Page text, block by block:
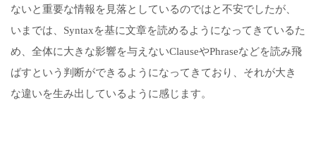
ないと重要な情報を見落としているのではと不安でしたが、
いまでは、Syntaxを基に文章を読めるようになってきているた
め、全体に大きな影響を与えないClauseやPhraseなどを読み飛
ばすという判断ができるようになってきており、それが大き
な違いを生み出しているように感じます。